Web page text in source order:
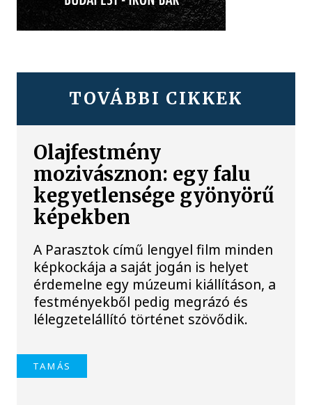
TOVÁBBI CIKKEK
Olajfestmény
mozivásznon: egy falu
kegyetlensége gyönyörű
képekben
A Parasztok című lengyel film minden
képkockája a saját jogán is helyet
érdemelne egy múzeumi kiállításon, a
festményekből pedig megrázó és
lélegzetelállító történet szövődik.
TAMÁS